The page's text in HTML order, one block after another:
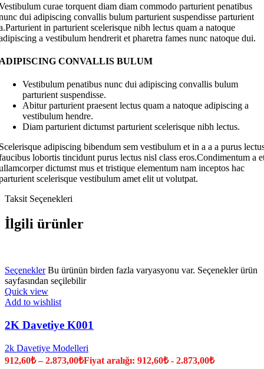
curae torquent diam diam commodo parturient penatibus
dui adipiscing convallis bulum parturient suspendisse parturient
in parturient scelerisque nibh lectus quam a natoque
a vestibulum hendrerit et pharetra fames nunc natoque dui.
CONVALLIS BULUM
Vestibulum penatibus nunc dui adipiscing convallis bulum
parturient suspendisse.
Abitur parturient praesent lectus quam a natoque adipiscing a
vestibulum hendre.
Diam parturient dictumst parturient scelerisque nibh lectus.
adipiscing bibendum sem vestibulum et in a a a purus
lobortis tincidunt purus lectus nisl class eros.Condimentum a
dictumst mus et tristique elementum nam inceptos hac
scelerisque vestibulum amet elit ut volutpat.
Taksit Seçenekleri
İlgili ürünler
Seçenekler Bu ürünün birden fazla varyasyonu var. Seçenekler ürün
sayfasından seçilebilir
Quick view
Add to wishlist
2K Davetiye K001
2k Davetiye Modelleri
912,60₺ –2.873,00₺Fiyat aralığı: 912,60₺ - 2.873,00₺